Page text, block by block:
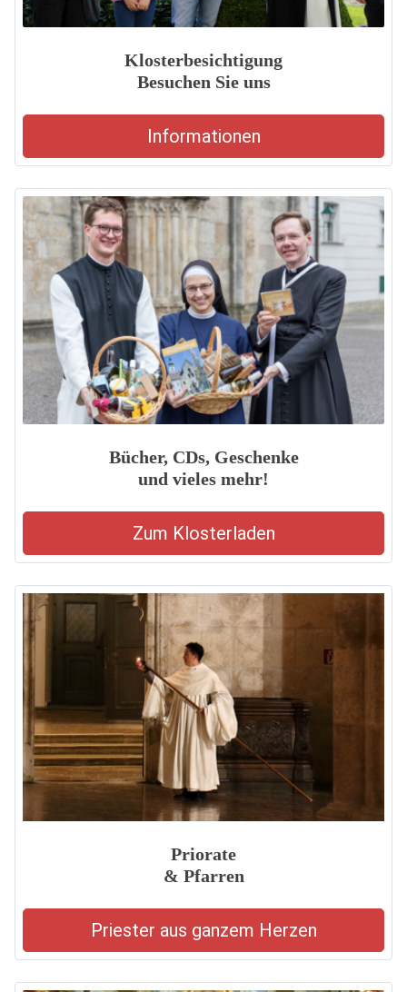
Klosterbesichtigung
Besuchen Sie uns
Informationen
Bücher, CDs, Geschenke
und vieles mehr!
Zum Klosterladen
Priorate
& Pfarren
Priester aus ganzem Herzen